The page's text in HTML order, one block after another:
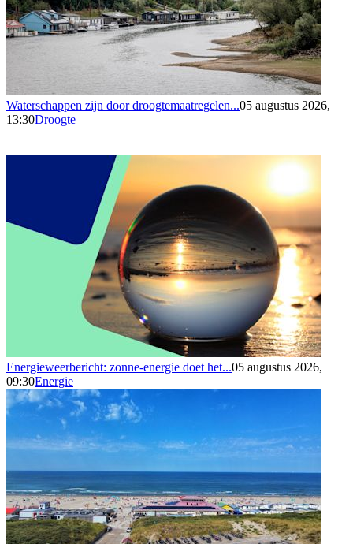
Waterschappen zijn door droogtemaatregelen...05 augustus 2026,
13:30Droogte
Energieweerbericht: zonne-energie doet het...05 augustus 2026,
09:30Energie